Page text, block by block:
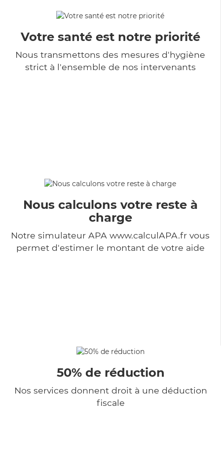
Votre santé est notre priorité
Nous transmettons des mesures d'hygiène
strict à l'ensemble de nos intervenants
Nous calculons votre reste à
charge
Notre simulateur APA www.calculAPA.fr vous
permet d'estimer le montant de votre aide
50% de réduction
Nos services donnent droit à une déduction
fiscale